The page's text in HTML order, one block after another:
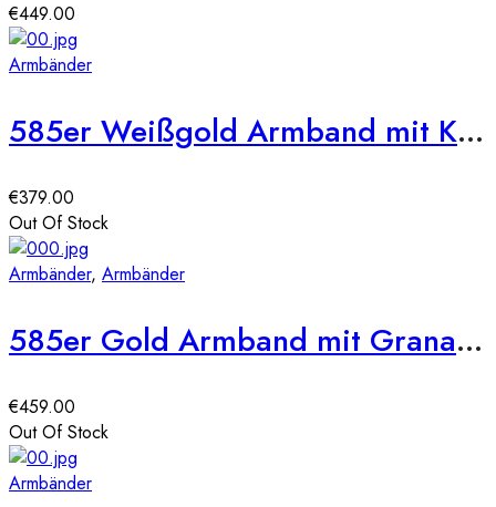
€449.00
Armbänder
585er Weißgold Armband mit Kreuz und Zirkonia
€379.00
Out Of Stock
Armbänder, Armbänder
585er Gold Armband mit Granat 19 cm
€459.00
Out Of Stock
Armbänder